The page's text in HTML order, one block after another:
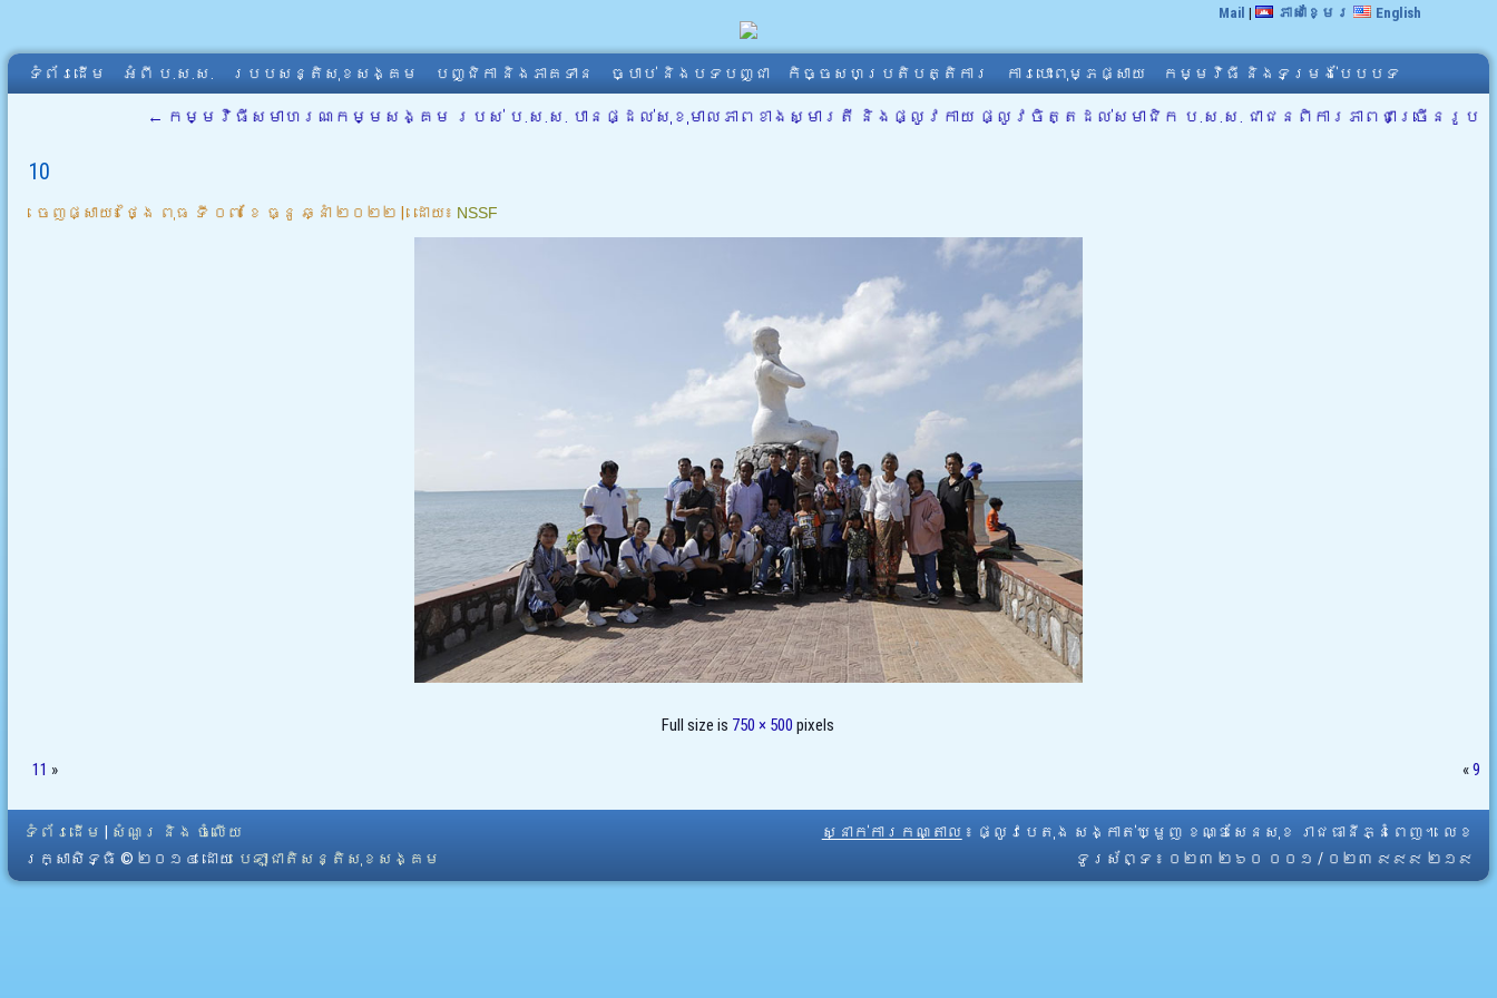
Mail | ភាសាខ្មែរ English
ទំព័រដើម អំពី​ ប.ស.ស. របបសន្តិសុខសង្គម បញ្ជិកា និងភាគទាន ច្បាប់ និងបទបញ្ជា កិច្ចសហប្រតិបត្តិការ ការបោះពុម្ភផ្សាយ កម្មវិធី និងទម្រង់បែបបទ
← កម្មវិធីសមាហរណកម្មសង្គម របស់ ប.ស.ស. បានផ្ដល់សុខុមាលភាពខាងស្មារតី និងផ្លូវកាយ ផ្លូវចិត្តដល់សមាជិក ប.ស.ស. ជាជនពិការភាពជាច្រើនរូប
10
ចេញផ្សាយ៖ ថ្ងៃ ពុធ ទី ០៧ ខែ ធ្នូ ឆ្នាំ ២០២២ | ដោយ៖ NSSF
Full size is 750 × 500 pixels
11 » «9
ទំព័រដើម
សំណួរ និង ចំលើយ
រក្សាសិទ្ធិ © ២០១៤ ដោយ​ បេឡាជាតិសន្តិសុខសង្គម
ស្នាក់ការកណ្តាល ៖ ផ្លូវបេតុង សង្កាត់ឃ្មួញ ខណ្ឌសែនសុខ រាជធានីភ្នំពេញ។ លេខ
ទូរស័ព្ទ ៖ ០២៣ ២៦០ ០០១ / ០២៣ ៩៩៩ ២១៩